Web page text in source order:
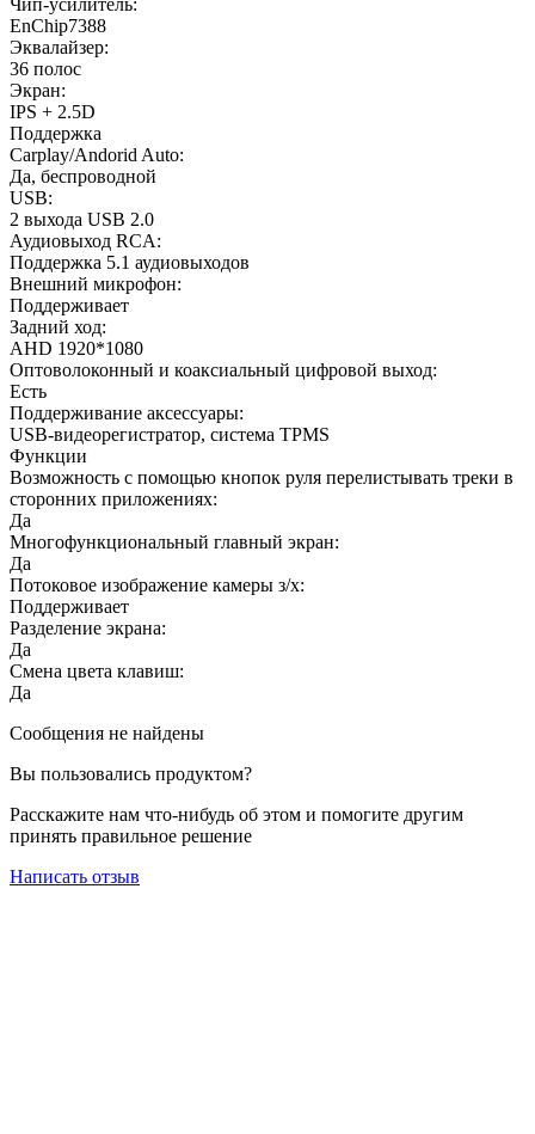
EnChip7388
Эквалайзер:
36 полос
Экран:
IPS + 2.5D
Поддержка
Carplay/Andorid Auto:
Да, беспроводной
USB:
2 выхода USB 2.0
Аудиовыход RCA:
Поддержка 5.1 аудиовыходов
Внешний микрофон:
Поддерживает
Задний ход:
AHD 1920*1080
Оптоволоконный и коаксиальный цифровой выход:
Есть
Поддерживание аксессуары:
USB-видеорегистратор, система TPMS
Функции
Возможность с помощью кнопок руля перелистывать треки в
сторонних приложениях:
Да
Многофункциональный главный экран:
Да
Потоковое изображение камеры з/х:
Поддерживает
Разделение экрана:
Да
Смена цвета клавиш:
Да
Сообщения не найдены
Вы пользовались продуктом?
Расскажите нам что-нибудь об этом и помогите другим
принять правильное решение
Написать отзыв